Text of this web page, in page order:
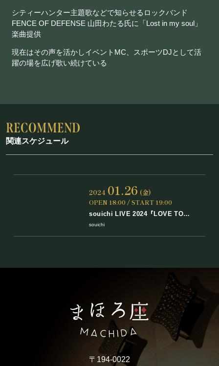
シティーハンター主題歌などで知らせるロックバンド
FENCE OF DEFENSE 山田わたる氏に「Lost in my soul」
楽曲提供
現在はその声を活かしイベントMC、スポーツDJとして活
躍の場を広げ歌い続けている
関連スケジュール
2024 01.26 (金)
OPEN 18:00 / START 19:00
souichi LIVE 2024『LOVE TO
ISHIKAWA』 能登半島地震支援LIVE
souichi
〒194-0022